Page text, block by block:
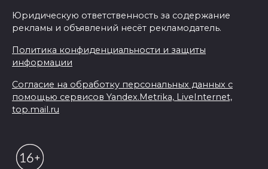
Юридическую ответственность за содержание
рекламы и объявлений несёт рекламодатель.
Политика конфиденциальности и защиты
информации
Согласие на обработку персональных данных с
помощью сервисов Yandex.Metrika, LiveInternet,
top.mail.ru